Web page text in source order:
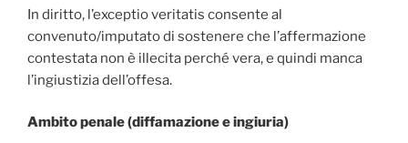
In diritto, l’exceptio veritatis consente al
convenuto/imputato di sostenere che l’affermazione
contestata non è illecita perché vera, e quindi manca
l’ingiustizia dell’offesa.
Ambito penale (diffamazione e ingiuria)